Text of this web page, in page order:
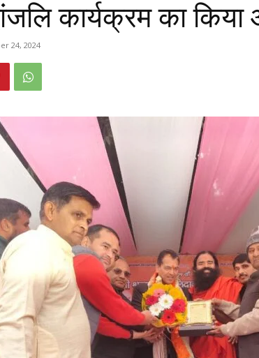
कार्यक्रम का
24, 2024